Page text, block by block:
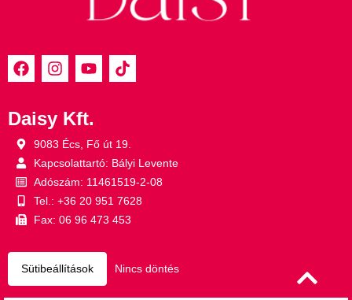
Daisy Kft.
9083 Écs, Fő út 19.
Kapcsolattartó: Bályi Levente
Adószám: 11461519-2-08
Tel.: +36 20 951 7628
Fax: 06 96 473 453
Sütibeállítások Nincs döntés